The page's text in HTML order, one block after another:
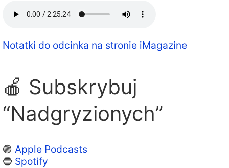
Notatki do odcinka na stronie iMagazine
🍎 Subskrybuj
“Nadgryzionych”
🟣 Apple Podcasts
🔵 Spotify